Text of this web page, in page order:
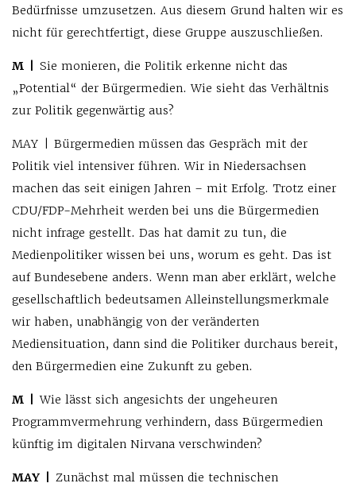
Bedürfnisse umzusetzen. Aus diesem Grund halten wir es
nicht für gerechtfertigt, diese Gruppe auszuschließen.
M |
Sie monieren, die Politik erkenne nicht das
„Potential“ der Bürgermedien. Wie sieht das Verhältnis
zur Politik gegenwärtig aus?
MAY | Bürgermedien müssen das Gespräch mit der
Politik viel intensiver führen. Wir in Niedersachsen
machen das seit einigen Jahren – mit Erfolg. Trotz einer
CDU/FDP-Mehrheit werden bei uns die Bürgermedien
nicht infrage gestellt. Das hat damit zu tun, die
Medienpolitiker wissen bei uns, worum es geht. Das ist
auf Bundesebene anders. Wenn man aber erklärt, welche
gesellschaftlich bedeutsamen Alleinstellungsmerkmale
wir haben, unabhängig von der veränderten
Mediensituation, dann sind die Politiker durchaus bereit,
den Bürgermedien eine Zukunft zu geben.
M |
Wie lässt sich angesichts der ungeheuren
Programmvermehrung verhindern, dass Bürgermedien
künftig im digitalen Nirvana verschwinden?
MAY | Zunächst mal müssen die technischen